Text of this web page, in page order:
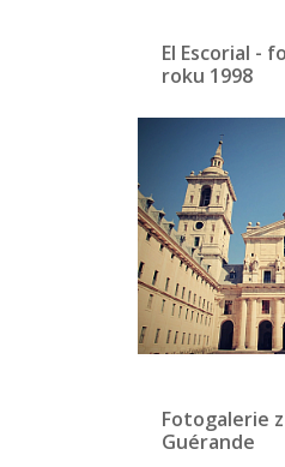
El Escorial -
roku 1998
Fotogalerie
Guérande